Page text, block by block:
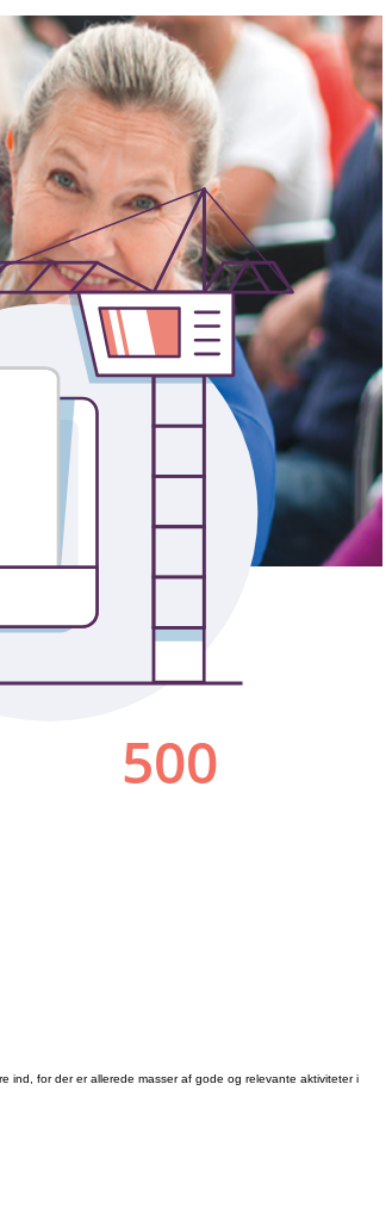
for der er allerede masser af gode og relevante aktiviteter i